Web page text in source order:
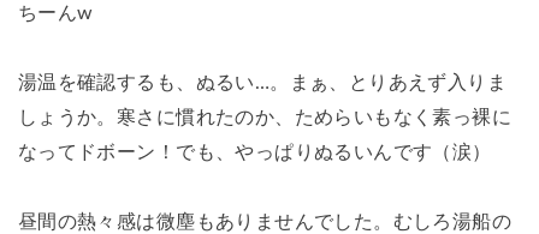
ちーんw
湯温を確認するも、ぬるい…。まぁ、とりあえず入りま
しょうか。寒さに慣れたのか、ためらいもなく素っ裸に
なってドボーン！でも、やっぱりぬるいんです（涙）
昼間の熱々感は微塵もありませんでした。むしろ湯船の